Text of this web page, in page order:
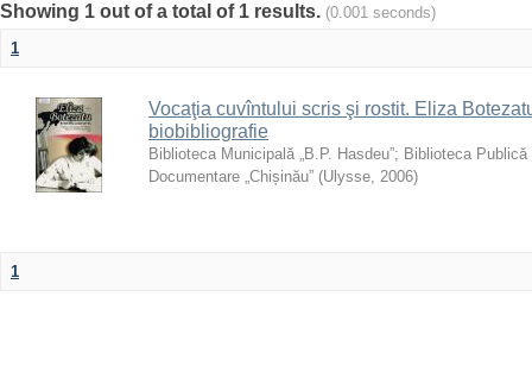
Showing 1 out of a total of 1 results. (0.001 seconds)
1
Vocaţia cuvîntului scris şi rostit. Eliza
biobibliografie
Biblioteca Municipală „B.P. Hasdeu”; Biblioteca Publică
Documentare „Chișinău” (Ulysse, 2006)
1